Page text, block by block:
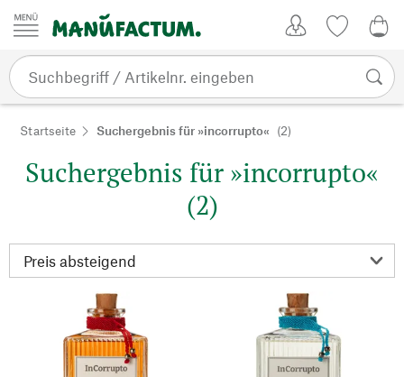
Zum Inhalt springen
Startseite Suchergebnis für »incorrupto« (2)
Suchergebnis für »incorrupto«
(2)